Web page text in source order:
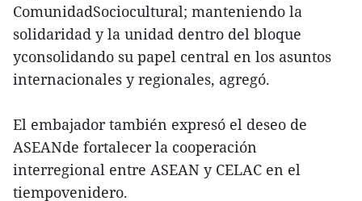
ComunidadSociocultural; manteniendo la
solidaridad y la unidad dentro del bloque
yconsolidando su papel central en los asuntos
internacionales y regionales, agregó.
El embajador también expresó el deseo de
ASEANde fortalecer la cooperación
interregional entre ASEAN y CELAC en el
tiempovenidero.